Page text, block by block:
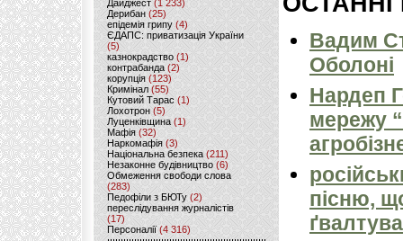
Дайджест (1 233)
Дерибан (25)
епідемія грипу (4)
ЄДАПС: приватизація України
(5)
казнокрадство (1)
контрабанда (2)
корупція (123)
Кримінал (55)
Кутовий Тарас (1)
Лохотрон(5)
Луценківщина (1)
Мафія (32)
Наркомафія (3)
Національна безпека (211)
Незаконне будівництво(6)
Обмеження свободи слова
(283)
Педофіли з БЮТу (2)
переслідування журналістів
(17)
Персоналії (4 316)
Вадим
Оболоні
Нардеп
мережу
пісню,